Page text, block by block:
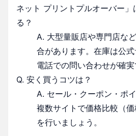
ネット プリントプルオーバー」
る？
A. 大型量販店や専門店な
合があります。在庫は公
電話での問い合わせが確実
Q. 安く買うコツは？
A. セール・クーポン・ポ
複数サイトで価格比較（価
を行いましょう。